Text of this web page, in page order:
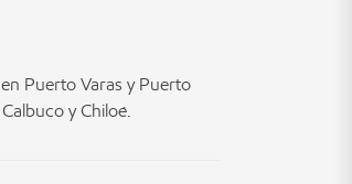
Puerto Varas y Puerto
y Chiloé.